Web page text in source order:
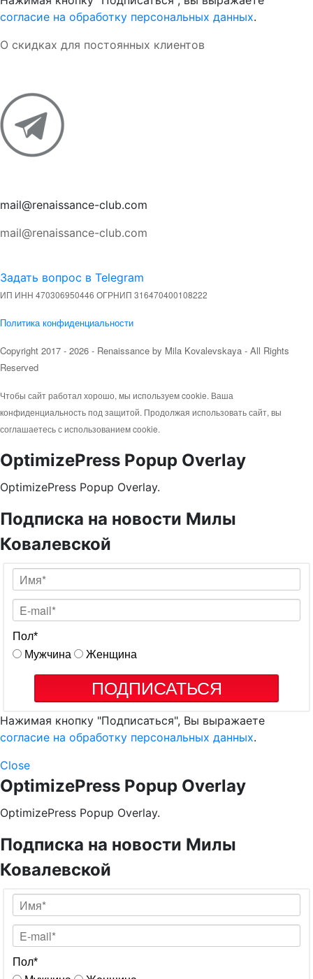
согласие на обработку персональных данных.
О скидках для постоянных клиентов
mail@renaissance-club.com
mail@renaissance-club.com
Задать вопрос в Telegram
ИП ИНН 470306950446 ОГРНИП 316470400108222
Политика конфиденциальности
Copyright 2017 - 2026 - Renaissance by Mila Kovalevskaya - All Rights
Reserved
Чтобы сайт работал хорошо, мы используем cookie. Ваша
конфиденциальность под защитой. Продолжая использовать сайт, вы
соглашаетесь с использованием cookie.
OptimizePress Popup Overlay
OptimizePress Popup Overlay.
Подписка на новости Милы
Ковалевской
Пол*
Мужчина
Женщина
ПОДПИСАТЬСЯ
Нажимая кнопку "Подписаться", Вы выражаете
согласие на обработку персональных данных.
Close
OptimizePress Popup Overlay
OptimizePress Popup Overlay.
Подписка на новости Милы
Ковалевской
Пол*